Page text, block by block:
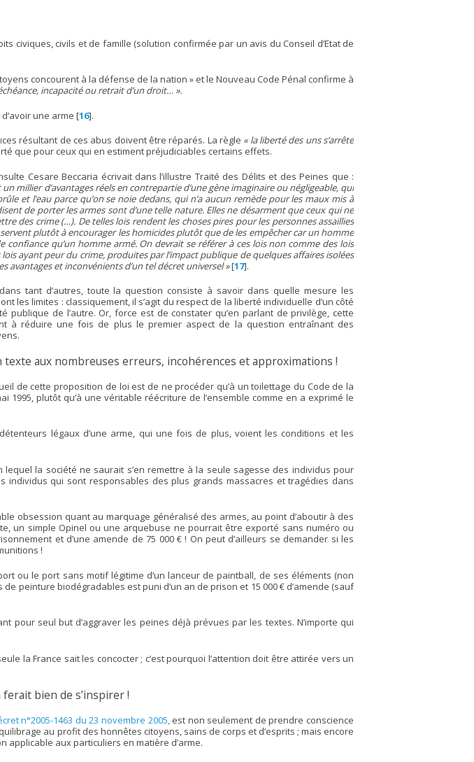
civiques, civils et de famille (solution confirmée par un avis du Conseil d’Etat de
concourent à la défense de la nation » et le Nouveau Code Pénal confirme à
incapacité ou retrait d’un droit… ».
une arme [16].
résultant de ces abus doivent être réparés. La règle « la liberté des uns s’arrête
que pour ceux qui en estiment préjudiciables certains effets.
Cesare Beccaria écrivait dans l’illustre Traité des Délits et des Peines que :
millier d’avantages réels en contrepartie d’une gène imaginaire ou négligeable, qui
et l’eau parce qu’on se noie dedans, qui n’a aucun remède pour les maux mis à
de porter les armes sont d’une telle nature. Elles ne désarment que ceux qui ne
des crime (…). De telles lois rendent les choses pires pour les personnes assaillies
plutôt à encourager les homicides plutôt que de les empêcher car un homme
confiance qu’un homme armé. On devrait se référer à ces lois non comme des lois
ayant peur du crime, produites par l’impact publique de quelques affaires isolées
avantages et inconvénients d’un tel décret universel »[17].
tant d’autres, toute la question consiste à savoir dans quelle mesure les
les limites : classiquement, il s’agit du respect de la liberté individuelle d’un côté
publique de l’autre. Or, force est de constater qu’en parlant de privilège, cette
à réduire une fois de plus le premier aspect de la question entraînant des
texte aux nombreuses erreurs, incohérences et approximations !
de cette proposition de loi est de ne procéder qu’à un toilettage du Code de la
1995, plutôt qu’à une véritable réécriture de l’ensemble comme en a exprimé le
légaux d’une arme, qui une fois de plus, voient les conditions et les
la société ne saurait s’en remettre à la seule sagesse des individus pour
qui sont responsables des plus grands massacres et tragédies dans
obsession quant au marquage généralisé des armes, au point d’aboutir à des
un simple Opinel ou une arquebuse ne pourrait être exporté sans numéro ou
et d’une amende de 75 000 € ! On peut d’ailleurs se demander si les
!
ou le port sans motif légitime d’un lanceur de paintball, de ses éléments (non
peinture biodégradables est puni d’un an de prison et 15 000 € d’amende (sauf
pour seul but d’aggraver les peines déjà prévues par les textes. N’importe qui
la France sait les concocter ; c’est pourquoi l’attention doit être attirée vers un
bien de s’inspirer !
n°2005-1463 du 23 novembre 2005,est non seulement de prendre conscience
au profit des honnêtes citoyens, sains de corps et d’esprits ; mais encore
applicable aux particuliers en matière d’arme.